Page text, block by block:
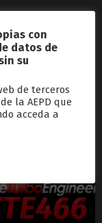
TTE466
con
datos de
su
de terceros
la AEPD que
acceda a